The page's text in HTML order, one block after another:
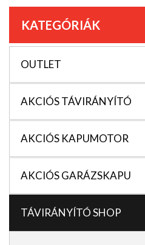
KATEGÓRIÁK
OUTLET
AKCIÓS TÁVIRÁNYÍTÓ
AKCIÓS KAPUMOTOR
AKCIÓS GARÁZSKAPU
TÁVIRÁNYÍTÓ SHOP